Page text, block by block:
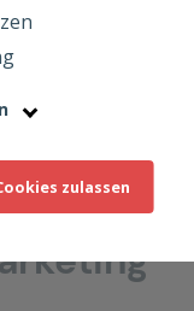
zulassen